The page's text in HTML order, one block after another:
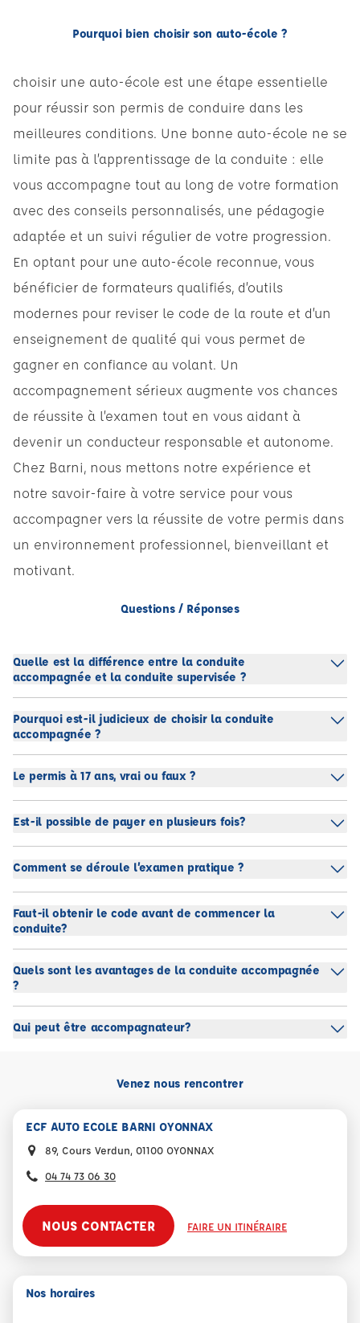
Pourquoi bien choisir son auto-école ?
choisir une auto-école est une étape essentielle
pour réussir son permis de conduire dans les
meilleures conditions. Une bonne auto-école ne se
limite pas à l’apprentissage de la conduite : elle
vous accompagne tout au long de votre formation
avec des conseils personnalisés, une pédagogie
adaptée et un suivi régulier de votre progression.
En optant pour une auto-école reconnue, vous
bénéficier de formateurs qualifiés, d’outils
modernes pour reviser le code de la route et d’un
enseignement de qualité qui vous permet de
gagner en confiance au volant. Un
accompagnement sérieux augmente vos chances
de réussite à l’examen tout en vous aidant à
devenir un conducteur responsable et autonome.
Chez Barni, nous mettons notre expérience et
notre savoir-faire à votre service pour vous
accompagner vers la réussite de votre permis dans
un environnement professionnel, bienveillant et
motivant.
Questions / Réponses
Quelle est la différence entre la conduite
accompagnée et la conduite supervisée ?
Pourquoi est-il judicieux de choisir la conduite
accompagnée ?
Le permis à 17 ans, vrai ou faux ?
Est-il possible de payer en plusieurs fois?
Comment se déroule l’examen pratique ?
Faut-il obtenir le code avant de commencer la
conduite?
Quels sont les avantages de la conduite accompagnée
?
Qui peut être accompagnateur?
Venez nous rencontrer
ECF AUTO ECOLE BARNI OYONNAX
89, Cours Verdun, 01100 OYONNAX
04 74 73 06 30
NOUS CONTACTER FAIRE UN ITINÉRAIRE
Nos horaires